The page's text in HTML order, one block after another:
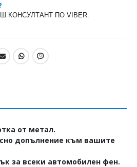
КОНСУЛТАНТ ПО VIBER.
от метал.
допълнение към вашите
за всеки автомобилен фен.